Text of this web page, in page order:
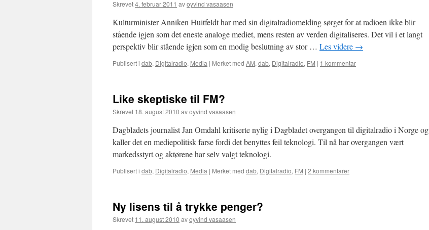
Skrevet4. februar 2011 avoyvind vasaasen
Kulturminister Anniken Huitfeldt har med sin digitalradiomelding sørget for at radioen ikke blir
stående igjen som det eneste analoge mediet, mens resten av verden digitaliseres. Det vil i et langt
perspektiv blir stående igjen som en modig beslutning av stor … Les videre →
Publisert i dab, Digitalradio, Media | Merket med AM, dab, Digitalradio, FM | 1 kommentar
Like skeptiske til FM?
Skrevet 18. august 2010 avoyvind vasaasen
Dagbladets journalist Jan Omdahl kritiserte nylig i Dagbladet overgangen til digitalradio i Norge og
kaller det en mediepolitisk farse fordi det benyttes feil teknologi. Til nå har overgangen vært
markedsstyrt og aktørene har selv valgt teknologi.
Publisert i dab, Digitalradio, Media | Merket med dab, Digitalradio, FM | 2 kommentarer
Ny lisens til å trykke penger?
Skrevet 11. august 2010 avoyvind vasaasen